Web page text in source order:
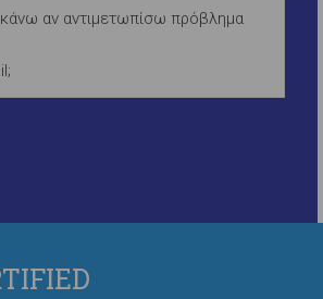
κάνω αν αντιμετωπίσω πρόβλημα